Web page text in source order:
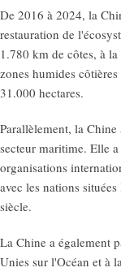
De 2016 à 2024, la
restauration de
1.780 km de côtes, à
zones humides
31.000 hectares.
Parallèlement, la
secteur maritime. Elle
organisations
avec les nations
siècle.
La Chine a également
Unies sur l'Océan et à